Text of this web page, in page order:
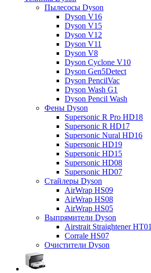
Пылесосы Dyson
Dyson V16
Dyson V15
Dyson V12
Dyson V11
Dyson V8
Dyson Cyclone V10
Dyson Gen5Detect
Dyson PencilVac
Dyson Wash G1
Dyson Pencil Wash
Фены Dyson
Supersonic R Pro HD18
Supersonic R HD17
Supersonic Nural HD16
Supersonic HD19
Supersonic HD15
Supersonic HD08
Supersonic HD07
Стайлеры Dyson
AirWrap HS09
AirWrap HS08
AirWrap HS05
Выпрямители Dyson
Airstrait Straightener HT01
Corrale HS07
Очистители Dyson